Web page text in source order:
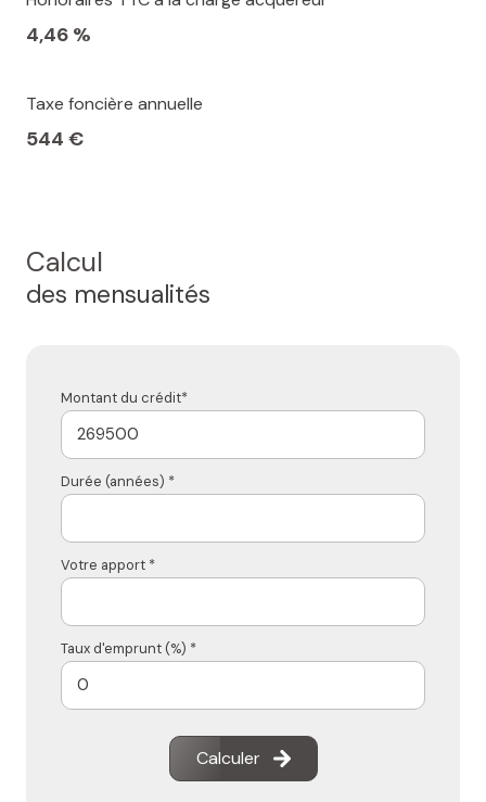
4,46 %
Taxe foncière annuelle
544 €
Calcul
des mensualités
Montant du crédit*
Durée (années) *
Votre apport *
Taux d'emprunt (%) *
Calculer